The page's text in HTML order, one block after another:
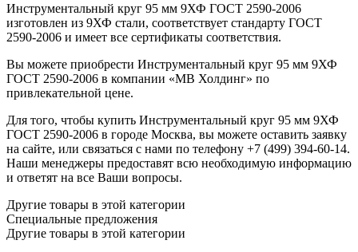
Инструментальный круг 95 мм 9ХФ ГОСТ 2590-2006
изготовлен из 9ХФ стали, соответствует стандарту ГОСТ
2590-2006 и имеет все сертификаты соответствия.
Вы можете приобрести Инструментальный круг 95 мм 9ХФ
ГОСТ 2590-2006 в компании «МВ Холдинг» по
привлекательной цене.
Для того, чтобы купить Инструментальный круг 95 мм 9ХФ
ГОСТ 2590-2006 в городе Москва, вы можете оставить заявку
на сайте, или связаться с нами по телефону +7 (499) 394-60-14.
Наши менеджеры предоставят всю необходимую информацию
и ответят на все Ваши вопросы.
Другие товары в этой категории
Специальные предложения
Другие товары в этой категории